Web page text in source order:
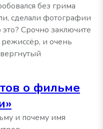
без грима
сделали фотографии
Срочно заключите
и очень
о фильме
и почему имя